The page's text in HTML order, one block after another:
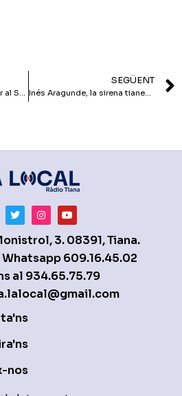
Anticorrupció vol recórrer al Suprem l’arxivament del cas de la FMC
SEGÜENT
Inés Aragunde, la sirena tianenca
3. 08391, Tiana.
Whatsapp609.16.45.02
al 934.65.75.79
nos